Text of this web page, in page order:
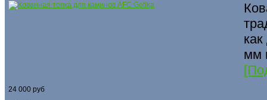
мм
24 000 руб